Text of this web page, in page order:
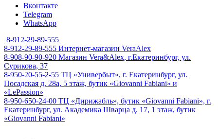
Вконтакте
Telegram
WhatsApp
8-912-29-89-555
8-912-29-89-555 Интернет-магазин VeraAlex
8-908-90-90-920 Магазин Vera&Alex, г.Екатеринбург, ул.
Сурикова, 37
8-950-20-55-2-55 ТЦ «Универбыт», г. Екатеринбург, ул.
Посадская д. 28а, 5 этаж, бутик «Giovanni Fabiani» и
«LePassion»
8-950-650-24-00 ТЦ «Дирижабль», бутик «Giovanni Fabiani», г.
Екатеринбург, ул. Академика Шварца д. 17, 1 этаж, бутик
«Giovanni Fabiani»